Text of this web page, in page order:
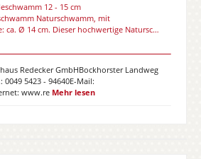
12 - 15 cm
Naturschwamm, mit
ca. Ø 14 cm. Dieser hochwertige Natursc…
Redecker GmbHBockhorster Landweg
0049 5423 - 94640E-Mail:
www.re Mehr lesen